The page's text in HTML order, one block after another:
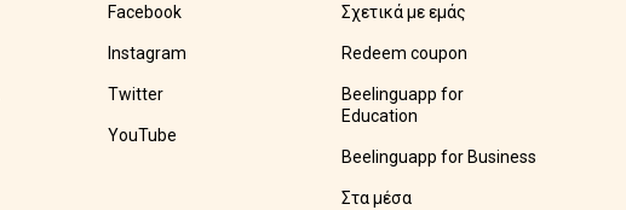
Facebook
Instagram
Twitter
YouTube
Σχετικά με εμάς
Redeem coupon
Beelinguapp for
Education
Beelinguapp for Business
Στα μέσα